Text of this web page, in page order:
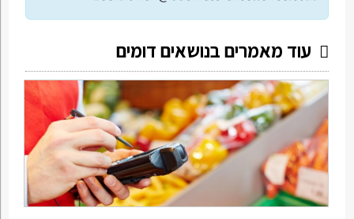
עוד מאמרים בנושאים דומים